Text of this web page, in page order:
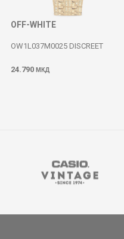
OFF-WHITE
OW1L037M0025 DISCREET
24.790 МКД